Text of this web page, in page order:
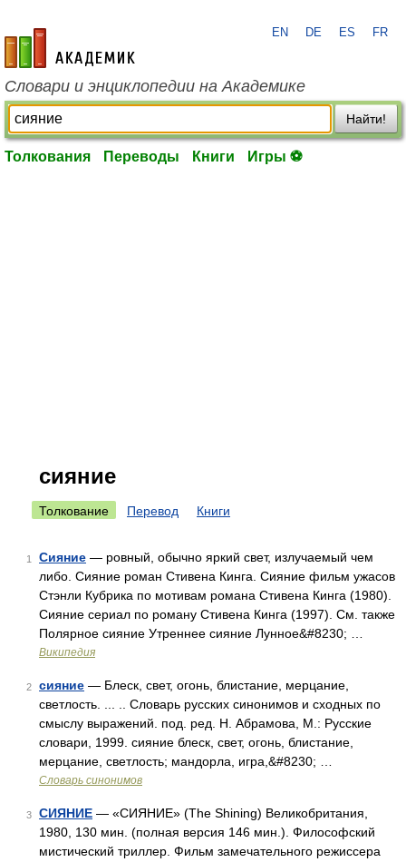
academic.ru
EN DE ES FR
Словари и энциклопедии на Академике
Найти!
Толкования Переводы Книги Игры ⚽
сияние
Толкование Перевод Книги
1 Сияние — ровный, обычно яркий свет, излучаемый чем
либо. Сияние роман Стивена Кинга. Сияние фильм ужасов
Стэнли Кубрика по мотивам романа Стивена Кинга (1980).
Сияние сериал по роману Стивена Кинга (1997). См. также
Полярное сияние Утреннее сияние Лунное&#8230; …
Википедия
2 сияние — Блеск, свет, огонь, блистание, мерцание,
светлость. ... .. Словарь русских синонимов и сходных по
смыслу выражений. под. ред. Н. Абрамова, М.: Русские
словари, 1999. сияние блеск, свет, огонь, блистание,
мерцание, светлость; мандорла, игра,&#8230; …
Словарь синонимов
3 СИЯНИЕ — «СИЯНИЕ» (The Shining) Великобритания,
1980, 130 мин. (полная версия 146 мин.). Философский
мистический триллер. Фильм замечательного режиссера